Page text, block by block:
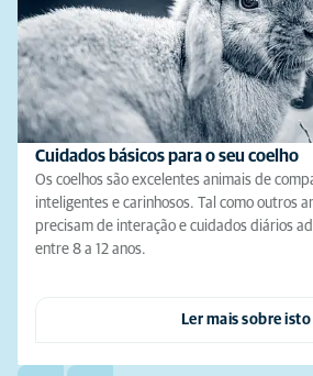
Cuidados básicos para o seu coelho
Os coelhos são excelentes animais de
inteligentes e carinhosos. Tal como outros
precisam de interação e cuidados diários
entre 8 a 12 anos.
Ler mais sobre isto